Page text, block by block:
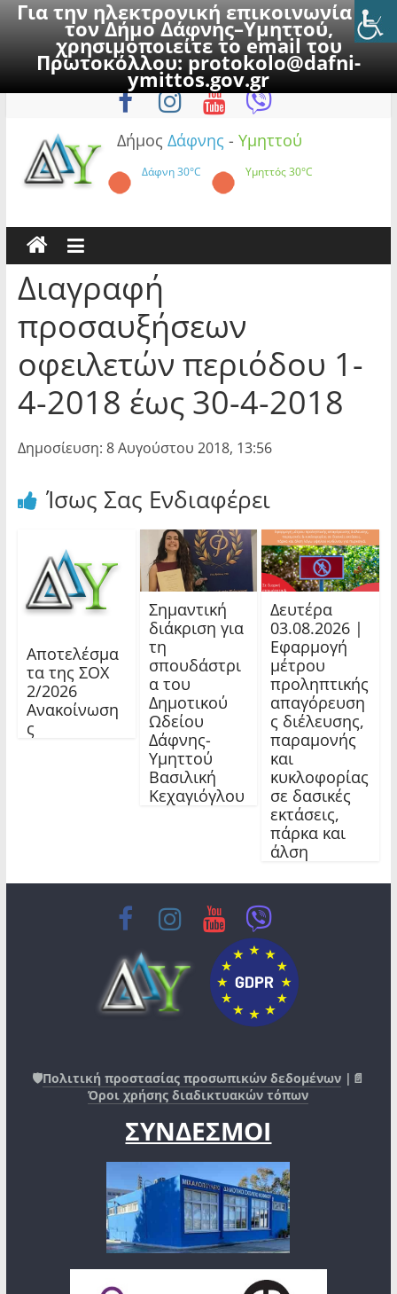
Για την ηλεκτρονική επικοινωνία με
τον Δήμο Δάφνης–Υμηττού,
χρησιμοποιείτε το email του
Πρωτοκόλλου:protokolo@dafni-
ymittos.gov.gr
to
Κυριακή, 9 Αυγούστου 2026
Δήμος Δάφνης - Υμηττού
Δάφνη30°C Υμηττός30°C
Διαγραφή
προσαυξήσεων
οφειλετών περιόδου 1-
4-2018 έως 30-4-2018
Δημοσίευση: 8 Αυγούστου 2018, 13:56
Ίσως Σας Ενδιαφέρει
Αποτελέσμα
τα της ΣΟΧ
2/2026
Ανακοίνωση
ς
Σημαντική
διάκριση για
τη
σπουδάστρι
α του
Δημοτικού
Ωδείου
Δάφνης-
Υμηττού
Βασιλική
Κεχαγιόγλου
Δευτέρα
03.08.2026 |
Εφαρμογή
μέτρου
προληπτικής
απαγόρευση
ς διέλευσης,
παραμονής
και
κυκλοφορίας
σε δασικές
εκτάσεις,
πάρκα και
άλση
🛡️Πολιτική προστασίας προσωπικών δεδομένων |📄
Όροι χρήσης διαδικτυακών τόπων
ΣΥΝΔΕΣΜΟΙ